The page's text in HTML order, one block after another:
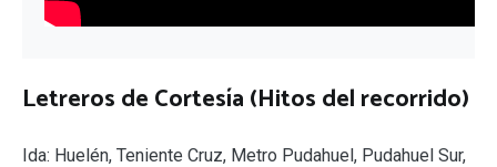
Letreros de Cortesía (Hitos del recorrido)
Ida: Huelén, Teniente Cruz, Metro Pudahuel, Pudahuel Sur,